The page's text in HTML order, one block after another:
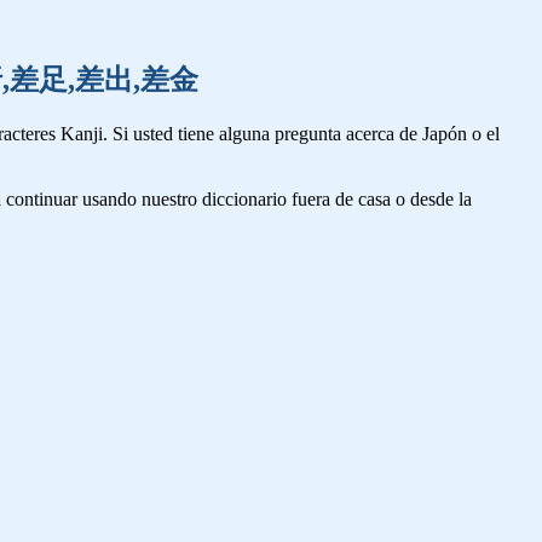
差足,差出,差金
Kanji. Si usted tiene alguna pregunta acerca de Japón o el
continuar usando nuestro diccionario fuera de casa o desde la